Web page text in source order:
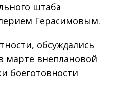
штаба
Герасимовым.
обсуждались
марте внеплановой
боеготовности